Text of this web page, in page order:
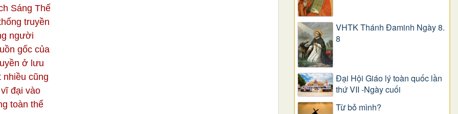
Sáng Thế
truyền
người
gốc của
ở lưu
cũng
đại vào
toàn thể
VHTK Thánh Đaminh Ngày 8.
8
Đại Hội Giáo lý toàn quốc lần
thứ VII -Ngày cuối
Từ bỏ mình?